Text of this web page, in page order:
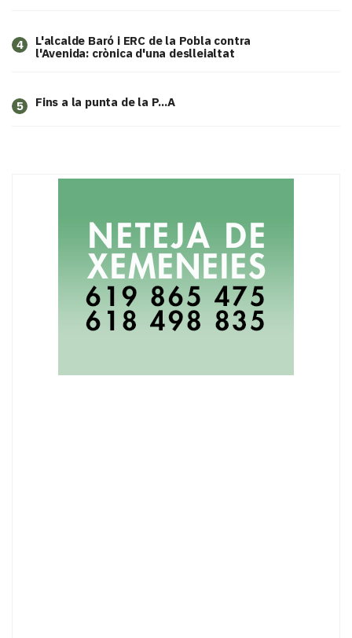
4
L'alcalde Baró i ERC de la Pobla contra
l'Avenida: crònica d'una deslleialtat
5 Fins a la punta de la P...A